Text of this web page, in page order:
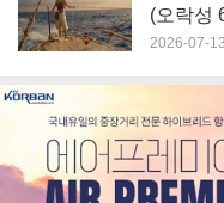
(오락성
2026-07-